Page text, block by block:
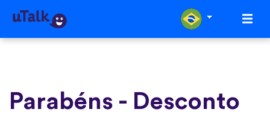
Parabéns - Desconto